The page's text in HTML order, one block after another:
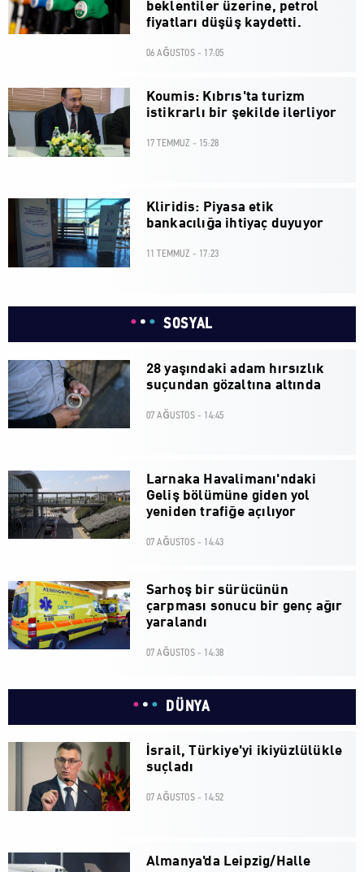
beklentiler üzerine, petrol
fiyatları düşüş kaydetti.
06 AĞUSTOS - 17:05
Koumis: Kıbrıs'ta turizm
istikrarlı bir şekilde ilerliyor
17 TEMMUZ - 15:28
Kliridis: Piyasa etik
bankacılığa ihtiyaç duyuyor
11 TEMMUZ - 17:23
SOSYAL
28 yaşındaki adam hırsızlık
suçundan gözaltına altında
07 AĞUSTOS - 14:45
Larnaka Havalimanı'ndaki
Geliş bölümüne giden yol
yeniden trafiğe açılıyor
07 AĞUSTOS - 14:43
Sarhoş bir sürücünün
çarpması sonucu bir genç ağır
yaralandı
07 AĞUSTOS - 14:38
DÜNYA
İsrail, Türkiye'yi ikiyüzlülükle
suçladı
07 AĞUSTOS - 14:52
Almanya'da Leipzig/Halle